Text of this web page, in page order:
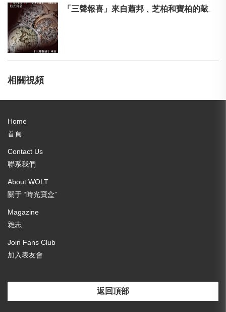
相關視頻
Home
首頁
Contact Us
聯系我們
About WOLT
關于 “時光寶盒”
Magazine
雜志
Join Fans Club
加入表友會
返回頂部